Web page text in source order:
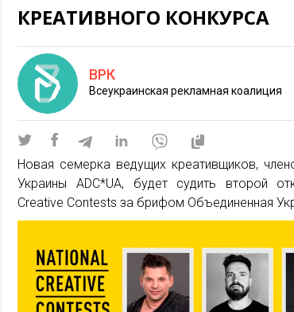
КРЕАТИВНОГО КОНКУРСА
ВРК
Всеукраинская рекламная коалиция
Новая семерка ведущих креативщиков,
Украины ADC*UA, будет судить второй
Creative Contests за брифом Объединенная